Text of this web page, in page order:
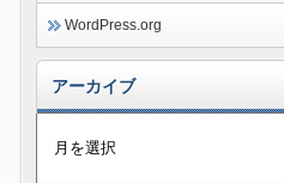
WordPress.org
アーカイブ